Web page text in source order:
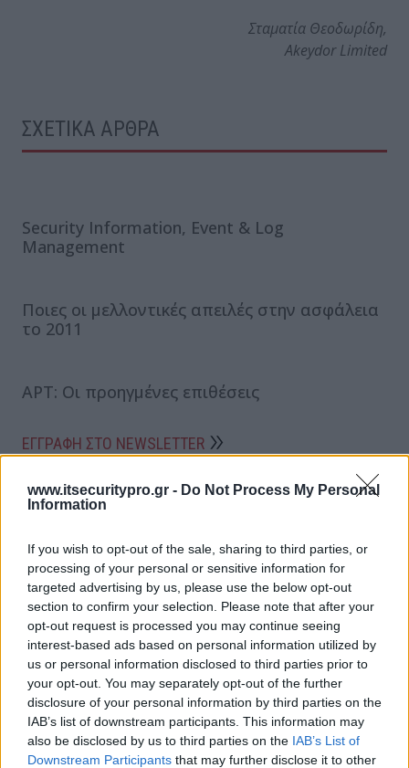
www.itsecuritypro.gr - Do Not Process My Personal
Information
If you wish to opt-out of the sale, sharing to third parties, or
processing of your personal or sensitive information for
targeted advertising by us, please use the below opt-out
section to confirm your selection. Please note that after your
opt-out request is processed you may continue seeing
interest-based ads based on personal information utilized by
us or personal information disclosed to third parties prior to
your opt-out. You may separately opt-out of the further
disclosure of your personal information by third parties on the
IAB’s list of downstream participants. This information may
also be disclosed by us to third parties on the IAB’s List of
Downstream Participants that may further disclose it to other
Σταματία Θεοδωρίδη,
Akeydor Limited
ΣΧΕΤΙΚΑ ΑΡΘΡΑ
Security Information, Event & Log
Management
Ποιες oι μελλοντικές απειλές στην ασφάλεια
το 2011
APT: Οι προηγμένες επιθέσεις
ΕΓΓΡΑΦΗ ΣΤΟ NEWSLETTER
ΤΕΛΕΥΤΑΙΟ ΤΕΥΧΟΣ